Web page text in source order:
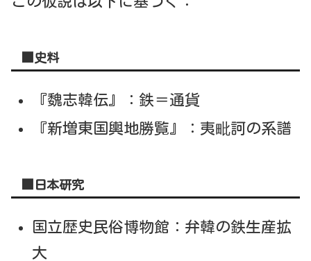
■史料
『魏志韓伝』：鉄＝通貨
『新増東国輿地勝覧』：夷毗訶の系譜
■日本研究
国立歴史民俗博物館：弁韓の鉄生産拡
大